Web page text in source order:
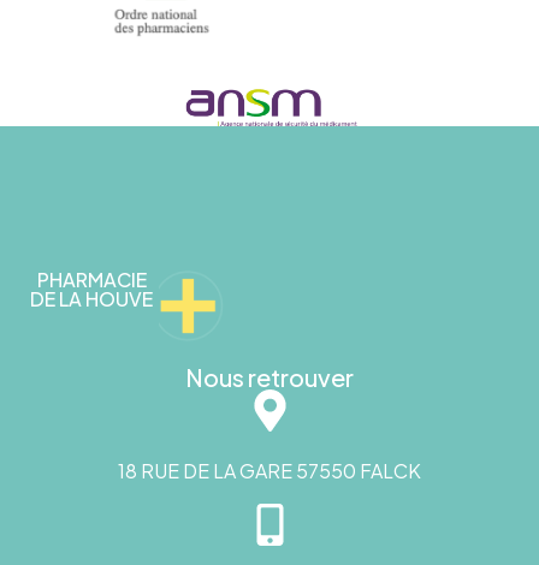
PHARMACIE
DE LA HOUVE
Nous retrouver
18 RUE DE LA GARE 57550 FALCK